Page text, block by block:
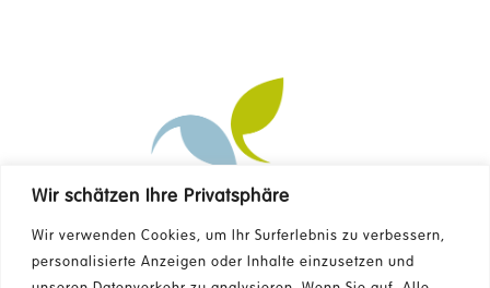
Wir schätzen Ihre Privatsphäre
Wir verwenden Cookies, um Ihr Surferlebnis zu verbessern,
personalisierte Anzeigen oder Inhalte einzusetzen und
Kontakt